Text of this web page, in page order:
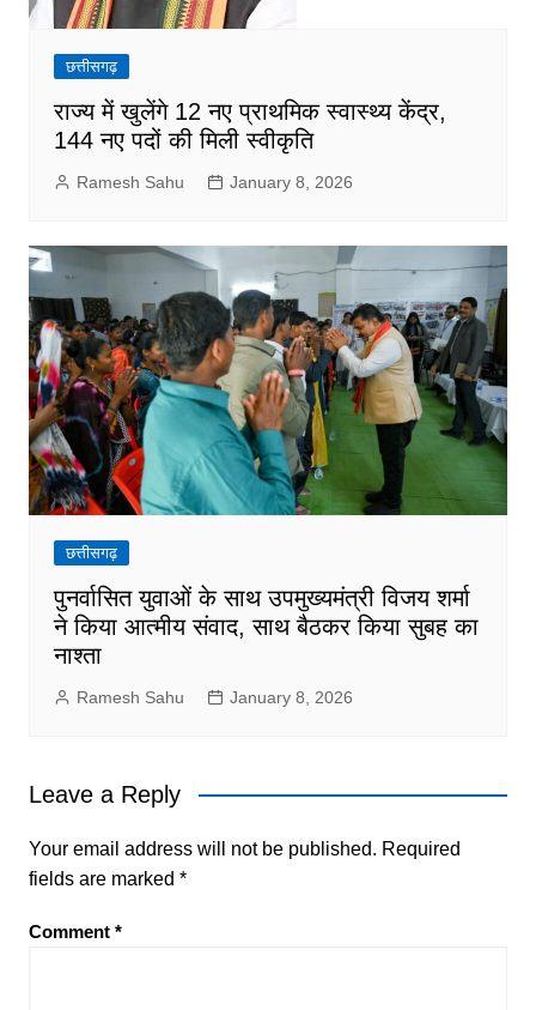
छत्तीसगढ़
राज्य में खुलेंगे 12 नए प्राथमिक स्वास्थ्य केंद्र,
144 नए पदों की मिली स्वीकृति
Ramesh Sahu January 8, 2026
छत्तीसगढ़
पुनर्वासित युवाओं के साथ उपमुख्यमंत्री विजय शर्मा
ने किया आत्मीय संवाद, साथ बैठकर किया सुबह का
नाश्ता
Ramesh Sahu January 8, 2026
Leave a Reply
Your email address will not be published. Required
fields are marked *
Comment *